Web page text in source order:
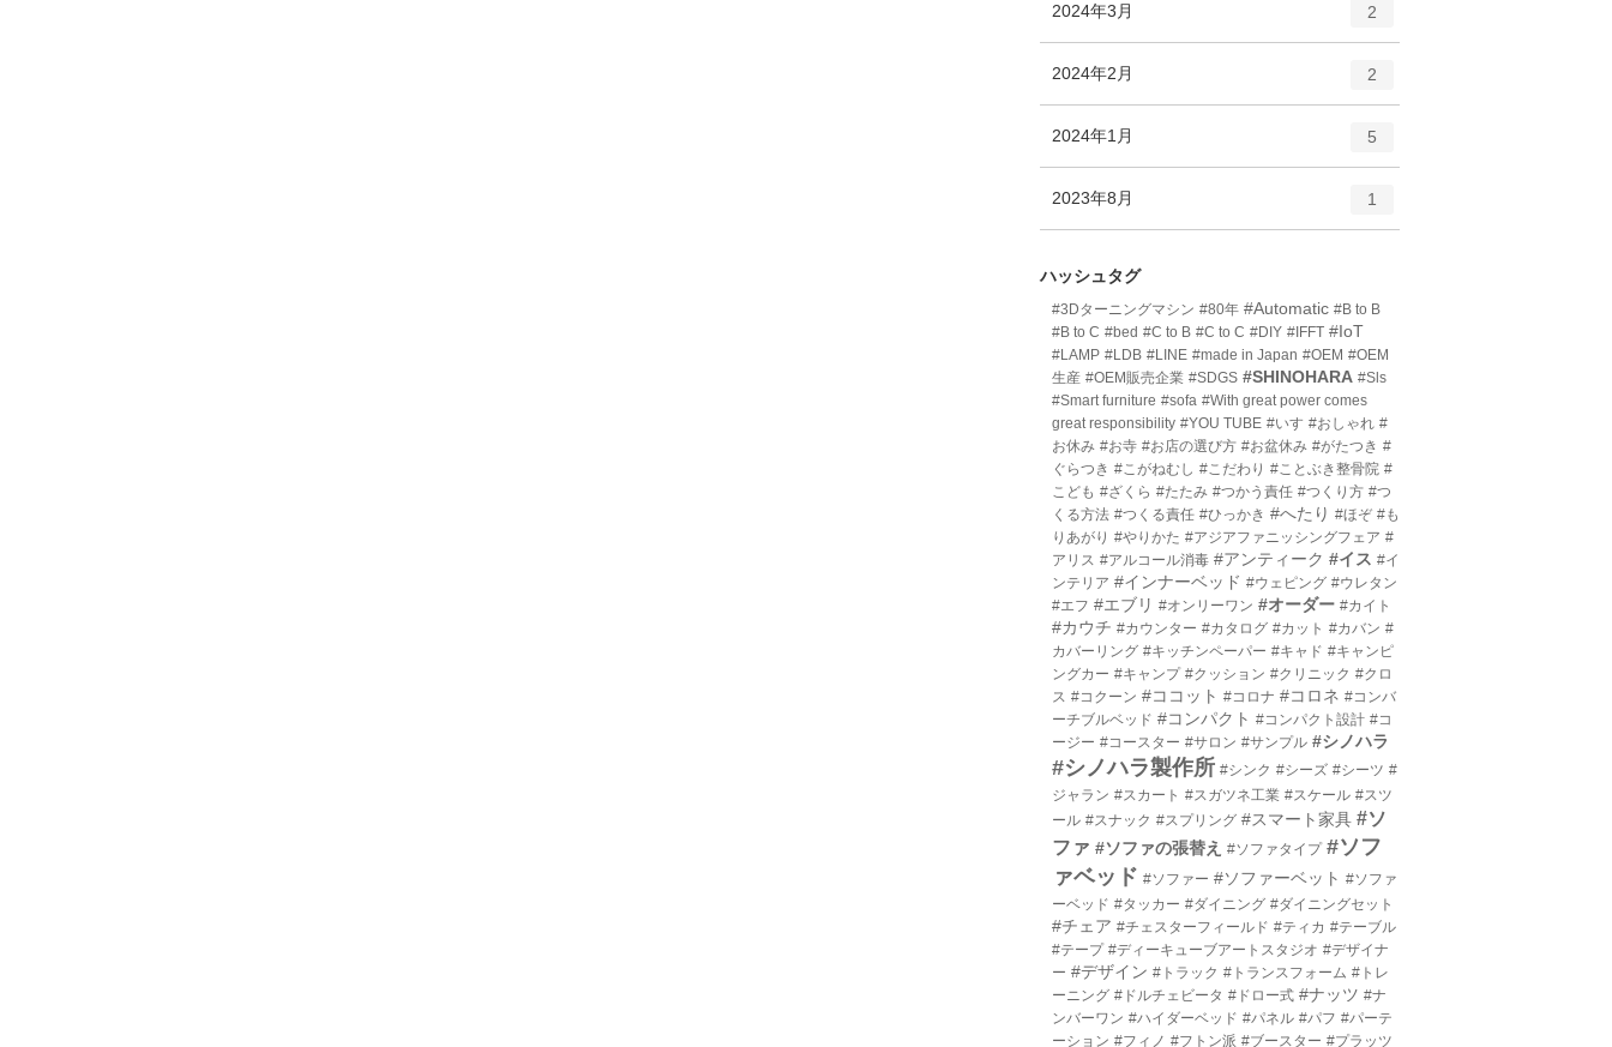
ー
2024年3月
ー
2
2024年2月
ー
2
2024年1月
ー
5
2023年8月
リ
数
1
ハッシュタグ
#3Dターニングマシン #80年 #Automatic #B to B
#B to C #bed #C to B #C to C #DIY #IFFT #IoT
#LAMP #LDB #LINE #made in Japan #OEM #OEM
生産 #OEM販売企業 #SDGS #SHINOHARA #Sls
#Smart furniture #sofa #With great power comes
great responsibility #YOU TUBE #いす #おしゃれ #
お休み #お寺 #お店の選び方 #お盆休み #がたつき #
ぐらつき #こがねむし #こだわり #ことぶき整骨院 #
こども #ざくら #たたみ #つかう責任 #つくり方 #つ
くる方法 #つくる責任 #ひっかき #へたり #ほぞ #も
りあがり #やりかた #アジアファニッシングフェア #
アリス #アルコール消毒 #アンティーク #イス #イ
ンテリア #インナーベッド #ウェピング #ウレタン
#エフ #エブリ #オンリーワン #オーダー #カイト
#カウチ #カウンター #カタログ #カット #カバン #
カバーリング #キッチンペーパー #キャド #キャンピ
ングカー #キャンプ #クッション #クリニック #クロ
ス #コクーン #ココット #コロナ #コロネ #コンバ
ーチブルベッド #コンパクト #コンパクト設計 #コ
ージー #コースター #サロン #サンプル #シノハラ
#シノハラ製作所 #シンク #シーズ #シーツ #
ジャラン #スカート #スガツネ工業 #スケール #スツ
ール #スナック #スプリング #スマート家具 #ソ
ファ #ソファの張替え #ソファタイプ #ソフ
ァベッド #ソファー #ソファーベット #ソファ
ーベッド #タッカー #ダイニング #ダイニングセット
#チェア #チェスターフィールド #ティカ #テーブル
#テープ #ディーキューブアートスタジオ #デザイナ
ー #デザイン #トラック #トランスフォーム #トレ
ーニング #ドルチェビータ #ドロー式 #ナッツ #ナ
ンバーワン #ハイダーベッド #パネル #パフ #パーテ
ーション #フィノ #フトン派 #ブースター #プラッツ